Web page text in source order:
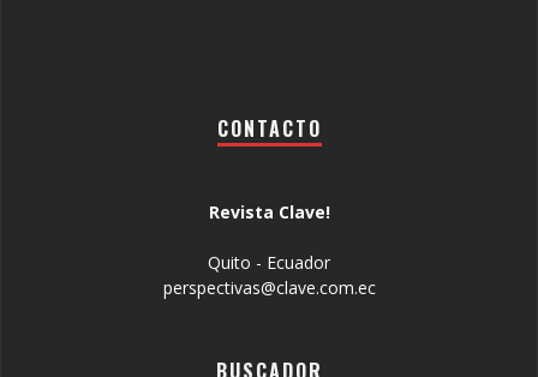
CONTACTO
Revista Clave!
Quito - Ecuador
perspectivas@clave.com.ec